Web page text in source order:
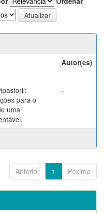
Autor(es)
para o
uma
-
Anterior 1 Póximo